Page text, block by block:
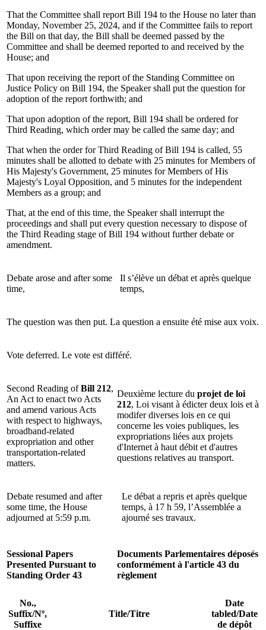
That the Committee shall report Bill 194 to the House no later than
Monday, November 25, 2024, and if the Committee fails to report
the Bill on that day, the Bill shall be deemed passed by the
Committee and shall be deemed reported to and received by the
House; and
That upon receiving the report of the Standing Committee on
Justice Policy on Bill 194, the Speaker shall put the question for
adoption of the report forthwith; and
That upon adoption of the report, Bill 194 shall be ordered for
Third Reading, which order may be called the same day; and
That when the order for Third Reading of Bill 194 is called, 55
minutes shall be allotted to debate with 25 minutes for Members of
His Majesty's Government, 25 minutes for Members of His
Majesty's Loyal Opposition, and 5 minutes for the independent
Members as a group; and
That, at the end of this time, the Speaker shall interrupt the
proceedings and shall put every question necessary to dispose of
the Third Reading stage of Bill 194 without further debate or
amendment.
Debate arose and after some
time,
Il s’élève un débat et après quelque
temps,
The question was then put. La question a ensuite été mise aux voix.
Vote deferred. Le vote est différé.
Second Reading ofBill 212,
An Act to enact two Acts
and amend various Acts
with respect to highways,
broadband-related
expropriation and other
transportation-related
matters.
Deuxième lecture du projet de loi
212, Loi visant à édicter deux lois et à
modifer diverses lois en ce qui
concerne les voies publiques, les
expropriations liées aux projets
d'Internet à haut débit et d'autres
questions relatives au transport.
Debate resumed and after
some time, the House
adjourned at 5:59 p.m.
Le débat a repris et après quelque
temps, à 17 h 59, l’Assemblée a
ajourné ses travaux.
Sessional Papers
Presented Pursuant to
Standing Order 43
Documents Parlementaires déposés
conformément à l'article 43 du
règlement
No.,
Suffix/Nº,
Suffixe
Title/Titre
Date
tabled/Date
de dépôt